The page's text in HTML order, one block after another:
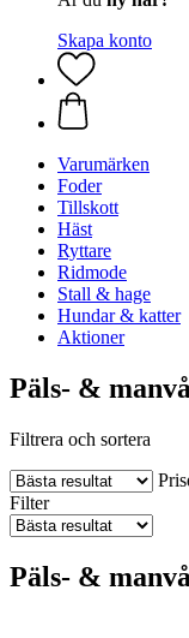
Skapa konto
Varumärken
Foder
Tillskott
Häst
Ryttare
Ridmode
Stall & hage
Hundar & katter
Aktioner
Päls- &
Filtrera och sortera
Filter
Päls- &